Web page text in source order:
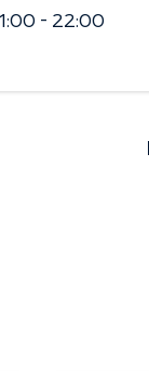
- 22:00